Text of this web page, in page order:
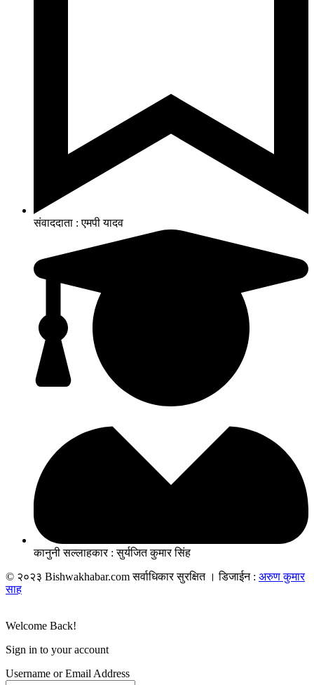
संवाददाता : एमपी यादव
कानुनी सल्लाहकार : सुर्यजित कुमार सिंह
© २०२३ Bishwakhabar.com सर्वाधिकार सुरक्षित । डिजाईन : अरुण कुमार
साह
Welcome Back!
Sign in to your account
Username or Email Address